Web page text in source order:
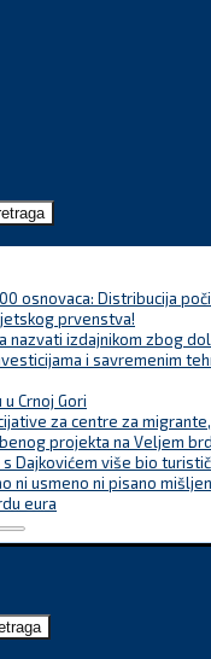
osnovaca: Distribucija
prvenstva!
nazvati izdajnikom zbog
i savremenim
Crnoj Gori
za centre za
projekta na Veljem
Dajkovićem više bio
ni usmeno ni pisano
eura